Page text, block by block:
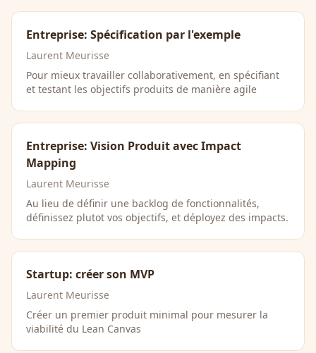
Entreprise: Spécification par l'exemple
Laurent Meurisse
Pour mieux travailler collaborativement, en spécifiant
et testant les objectifs produits de manière agile
Entreprise: Vision Produit avec Impact
Mapping
Laurent Meurisse
Au lieu de définir une backlog de fonctionnalités,
définissez plutot vos objectifs, et déployez des impacts.
Startup: créer son MVP
Laurent Meurisse
Créer un premier produit minimal pour mesurer la
viabilité du Lean Canvas